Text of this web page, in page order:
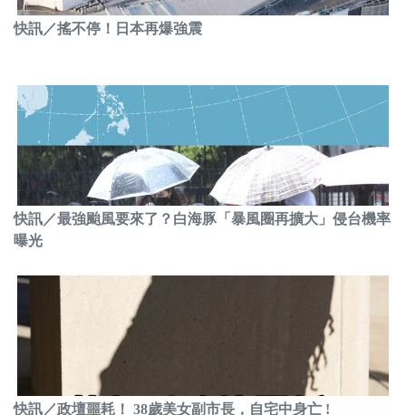
快訊／搖不停！日本再爆強震
快訊／最強颱風要來了？白海豚「暴風圈再擴大」侵台機率
曝光
快訊／政壇噩耗！ 38歲美女副市長，自宅中身亡 !